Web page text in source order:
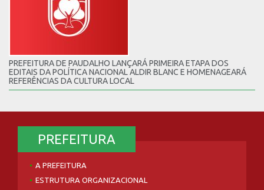
PREFEITURA DE PAUDALHO LANÇARÁ PRIMEIRA ETAPA DOS
EDITAIS DA POLÍTICA NACIONAL ALDIR BLANC E HOMENAGEARÁ
REFERÊNCIAS DA CULTURA LOCAL
PREFEITURA
A PREFEITURA
ESTRUTURA ORGANIZACIONAL